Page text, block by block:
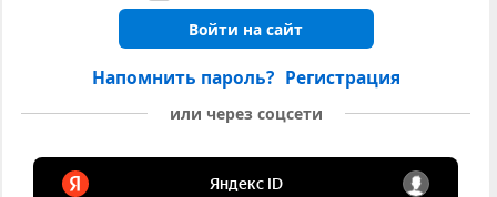
Войти на сайт
Напомнить пароль? Регистрация
или через соцсети